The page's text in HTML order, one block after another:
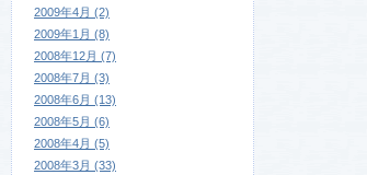
2009年4月 (2)
2009年1月 (8)
2008年12月 (7)
2008年7月 (3)
2008年6月 (13)
2008年5月 (6)
2008年4月 (5)
2008年3月 (33)